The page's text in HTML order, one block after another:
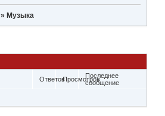
» Музыка
ОтветовПросмотровПоследнее
сообщение